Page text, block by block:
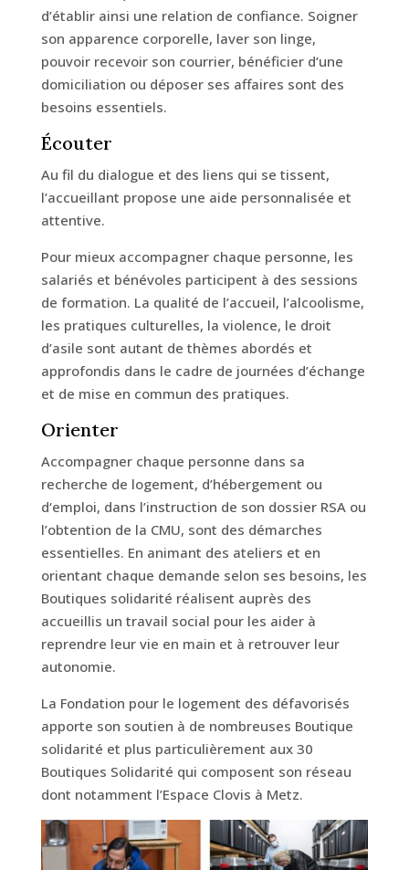
d’établir ainsi une relation de confiance. Soigner
son apparence corporelle, laver son linge,
pouvoir recevoir son courrier, bénéficier d’une
domiciliation ou déposer ses affaires sont des
besoins essentiels.
Écouter
Au fil du dialogue et des liens qui se tissent,
l’accueillant propose une aide personnalisée et
attentive.
Pour mieux accompagner chaque personne, les
salariés et bénévoles participent à des sessions
de formation. La qualité de l’accueil, l’alcoolisme,
les pratiques culturelles, la violence, le droit
d’asile sont autant de thèmes abordés et
approfondis dans le cadre de journées d’échange
et de mise en commun des pratiques.
Orienter
Accompagner chaque personne dans sa
recherche de logement, d’hébergement ou
d‘emploi, dans l’instruction de son dossier RSA ou
l’obtention de la CMU, sont des démarches
essentielles. En animant des ateliers et en
orientant chaque demande selon ses besoins, les
Boutiques solidarité réalisent auprès des
accueillis un travail social pour les aider à
reprendre leur vie en main et à retrouver leur
autonomie.
La Fondation pour le logement des défavorisés
apporte son soutien à de nombreuses Boutique
solidarité et plus particulièrement aux 30
Boutiques Solidarité qui composent son réseau
dont notamment l’Espace Clovis à Metz.